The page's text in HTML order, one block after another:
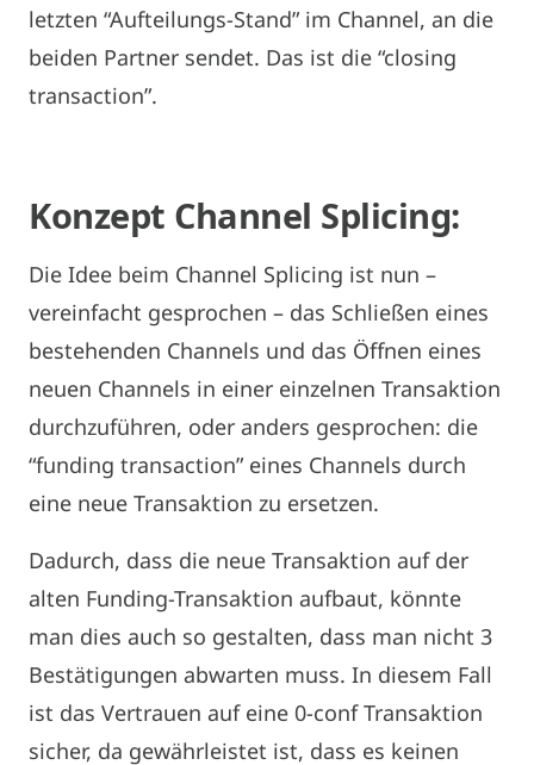
letzten “Aufteilungs-Stand” im Channel, an die
beiden Partner sendet. Das ist die “closing
transaction”.
Konzept Channel Splicing:
Die Idee beim Channel Splicing ist nun –
vereinfacht gesprochen – das Schließen eines
bestehenden Channels und das Öffnen eines
neuen Channels in einer einzelnen Transaktion
durchzuführen, oder anders gesprochen: die
“funding transaction” eines Channels durch
eine neue Transaktion zu ersetzen.
Dadurch, dass die neue Transaktion auf der
alten Funding-Transaktion aufbaut, könnte
man dies auch so gestalten, dass man nicht 3
Bestätigungen abwarten muss. In diesem Fall
ist das Vertrauen auf eine 0-conf Transaktion
sicher, da gewährleistet ist, dass es keinen